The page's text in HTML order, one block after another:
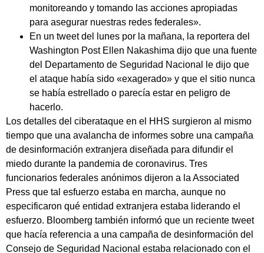
monitoreando y tomando las acciones apropiadas
para asegurar nuestras redes federales».
En un tweet del lunes por la mañana, la reportera del
Washington Post Ellen Nakashima dijo que una fuente
del Departamento de Seguridad Nacional le dijo que
el ataque había sido «exagerado» y que el sitio nunca
se había estrellado o parecía estar en peligro de
hacerlo.
Los detalles del ciberataque en el HHS surgieron al mismo
tiempo que una avalancha de informes sobre una campaña
de desinformación extranjera diseñada para difundir el
miedo durante la pandemia de coronavirus. Tres
funcionarios federales anónimos dijeron a la Associated
Press que tal esfuerzo estaba en marcha, aunque no
especificaron qué entidad extranjera estaba liderando el
esfuerzo. Bloomberg también informó que un reciente tweet
que hacía referencia a una campaña de desinformación del
Consejo de Seguridad Nacional estaba relacionado con el